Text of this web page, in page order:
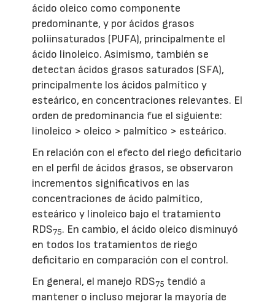
ácido oleico como componente
predominante, y por ácidos grasos
poliinsaturados (PUFA), principalmente el
ácido linoleico. Asimismo, también se
detectan ácidos grasos saturados (SFA),
principalmente los ácidos palmítico y
esteárico, en concentraciones relevantes. El
orden de predominancia fue el siguiente:
linoleico > oleico > palmítico > esteárico.
En relación con el efecto del riego deficitario
en el perfil de ácidos grasos, se observaron
incrementos significativos en las
concentraciones de ácido palmítico,
esteárico y linoleico bajo el tratamiento
RDS75. En cambio, el ácido oleico disminuyó
en todos los tratamientos de riego
deficitario en comparación con el control.
En general, el manejo RDS75 tendió a
mantener o incluso mejorar la mayoría de